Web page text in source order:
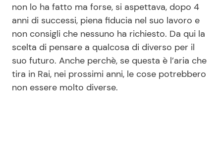
non lo ha fatto ma forse, si aspettava, dopo 4
anni di successi, piena fiducia nel suo lavoro e
non consigli che nessuno ha richiesto. Da qui la
scelta di pensare a qualcosa di diverso per il
suo futuro. Anche perchè, se questa è l’aria che
tira in Rai, nei prossimi anni, le cose potrebbero
non essere molto diverse.